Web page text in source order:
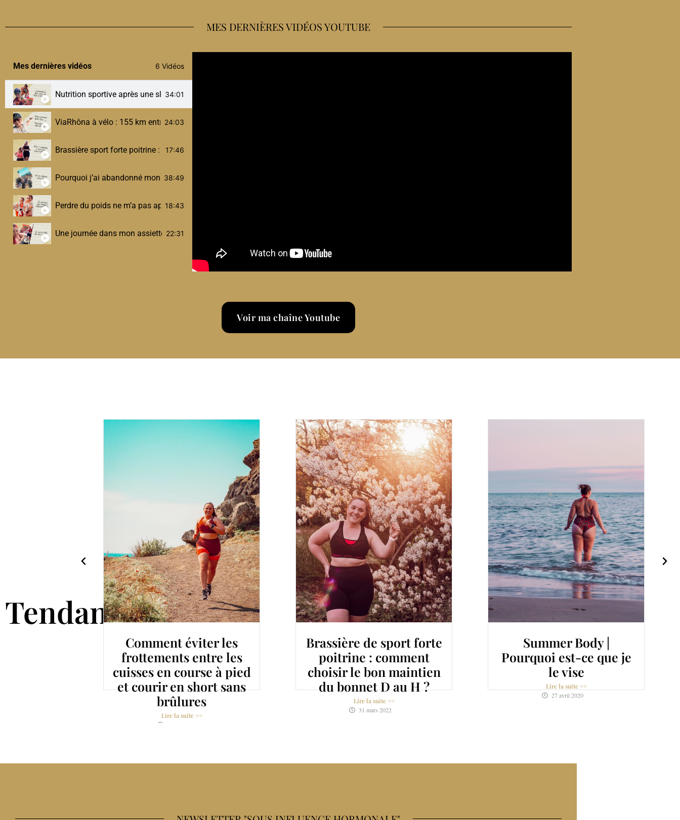
MES DERNIÈRES VIDÉOS YOUTUBE
Mes dernières vidéos 6 Vidéos
Nutrition sportive après une sleeve : comment je me ravitaille en course à pied et à vélo
34:01
ViaRhôna à vélo : 155 km entre Ambérieu et Culoz (bike trip sans voiture)
24:03
Brassière sport forte poitrine : mes vraies solutions quand on fait un bonnet E
17:46
Pourquoi j’ai abandonné mon Half Ironman (et pourquoi je veux recommencer)
38:49
Perdre du poids ne m’a pas appris à aimer mon corps (mon témoignage après ma sleeve)
18:43
Une journée dans mon assiette post-sleeve (sport, résistance à l’insuline & nutrition d’endurance)
22:31
Voir ma chaîne Youtube
Tendance
Comment éviter les
frottements entre les
cuisses en course à pied
et courir en short sans
brûlures
Lire la suite >>
Brassière de sport forte
poitrine : comment
choisir le bon maintien
du bonnet D au H ?
Lire la suite >>
31 mars 2022
Summer Body |
Pourquoi est-ce que je
le vise
Lire la suite >>
27 avril 2020